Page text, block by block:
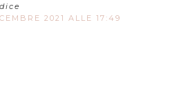
dice
2021 ALLE 17:49